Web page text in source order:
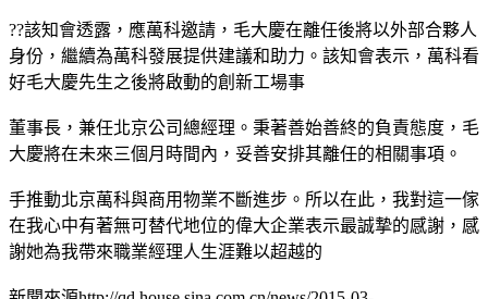
??該知會透露，應萬科邀請，毛大慶在離任後將以外部合夥人
身份，繼續為萬科發展提供建議和助力。該知會表示，萬科看
好毛大慶先生之後將啟動的創新工場事
董事長，兼任北京公司總經理。秉著善始善終的負責態度，毛
大慶將在未來三個月時間內，妥善安排其離任的相關事項。
手推動北京萬科與商用物業不斷進步。所以在此，我對這一傢
在我心中有著無可替代地位的偉大企業表示最誠摯的感謝，感
謝她為我帶來職業經理人生涯難以超越的